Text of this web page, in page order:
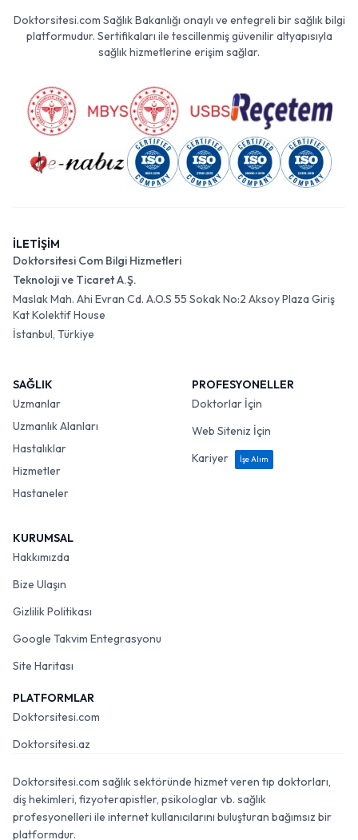
Doktorsitesi.com Sağlık Bakanlığı onaylı ve entegreli bir sağlık bilgi
platformudur. Sertifikaları ile tescillenmiş güvenilir altyapısıyla
sağlık hizmetlerine erişim sağlar.
İLETİŞİM
Doktorsitesi Com Bilgi Hizmetleri
Teknoloji ve Ticaret A.Ş.
Maslak Mah. Ahi Evran Cd. A.O.S 55 Sokak No:2 Aksoy Plaza Giriş
Kat Kolektif House
İstanbul, Türkiye
SAĞLIK
Uzmanlar
Uzmanlık Alanları
Hastalıklar
Hizmetler
Hastaneler
PROFESYONELLER
Doktorlar İçin
Web Siteniz İçin
Kariyer
İşe Alım
KURUMSAL
Hakkımızda
Bize Ulaşın
Gizlilik Politikası
Google Takvim Entegrasyonu
Site Haritası
PLATFORMLAR
Doktorsitesi.com
Doktorsitesi.az
Doktorsitesi.com sağlık sektöründe hizmet veren tıp doktorları,
diş hekimleri, fizyoterapistler, psikologlar vb. sağlık
profesyonelleri ile internet kullanıcılarını buluşturan bağımsız bir
platformdur.